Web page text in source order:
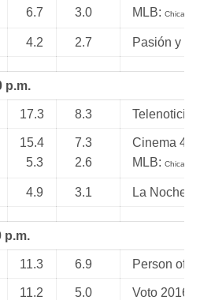
6.7
3.0
MLB: Chicago
4.2 2.7 Pasión y
p.m.
17.3 8.3
15.4
5.3
7.3
2.6
Cinema 4 |
MLB: Chicago
4.9 3.1 La Noche
p.m.
11.3 6.9 Person of
11.2
5.0
Voto 2016